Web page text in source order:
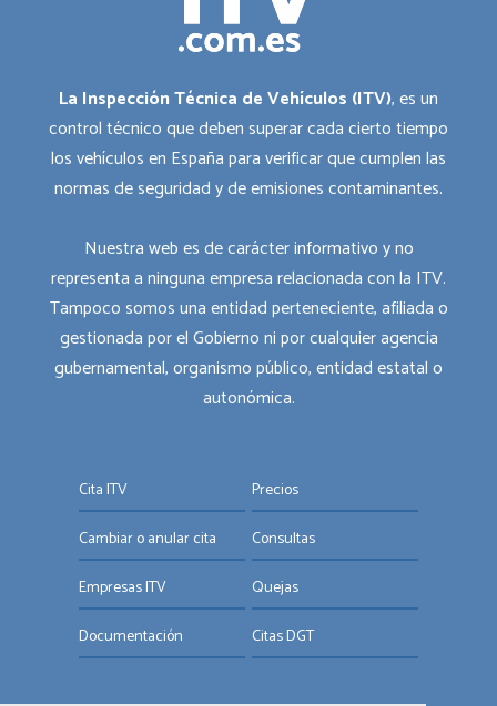
La Inspección Técnica de Vehículos (ITV), es un
control técnico que deben superar cada cierto tiempo
los vehículos en España para verificar que cumplen las
normas de seguridad y de emisiones contaminantes.
Nuestra web es de carácter informativo y no
representa a ninguna empresa relacionada con la ITV.
Tampoco somos una entidad perteneciente, afiliada o
gestionada por el Gobierno ni por cualquier agencia
gubernamental, organismo público, entidad estatal o
autonómica.
Cita ITV
Cambiar o anular cita
Empresas ITV
Documentación
Precios
Consultas
Quejas
Citas DGT